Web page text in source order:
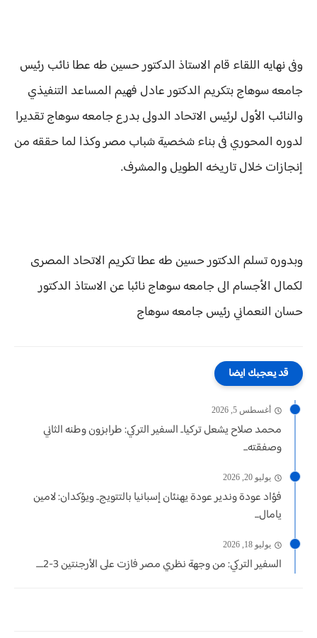
وفى نهايه اللقاء قام الاستاذ الدكتور حسين طه عطا نائب رئيس
جامعه سوهاج بتكريم الدكتور عادل فهيم المساعد التنفيذي
والنائب الأول لرئيس الاتحاد الدولى بدرع جامعه سوهاج تقديرا
لدوره المحوري فى بناء شخصية شباب مصر وكذا لما حققه من
إنجازات خلال تاريخه الطويل والمشرف.
وبدوره تسلم الدكتور حسين طه عطا تكريم الاتحاد المصرى
لكمال الأجسام الى جامعه سوهاج نائبا عن الاستاذ الدكتور
حسان النعماني رئيس جامعه سوهاج
قد يعجبك ايضا
أغسطس 5, 2026
محمد صلاح يشعل تركيا.. السفير التركي: طرابزون وطنه الثاني
وصفقته...
يوليو 20, 2026
فؤاد عودة وندير عودة يهنئان إسبانيا بالتتويج.. ويؤكدان: لامين
يامال...
يوليو 18, 2026
السفير التركي: من وجهة نظري مصر فازت على الأرجنتين 3-2.....